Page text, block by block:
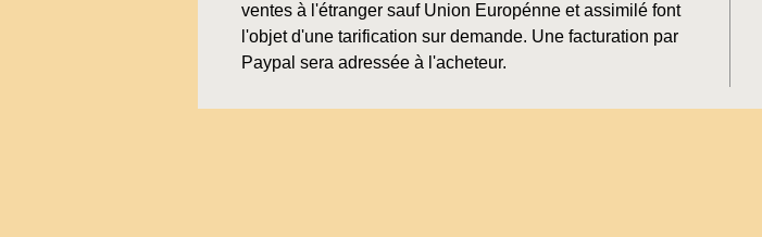
ventes à l'étranger sauf Union Europénne et assimilé font
l'objet d'une tarification sur demande. Une facturation par
Paypal sera adressée à l'acheteur.